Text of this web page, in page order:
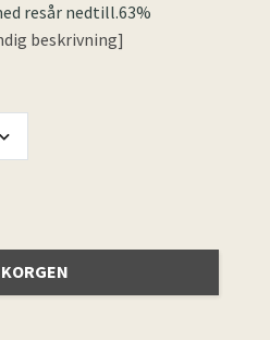
resår nedtill.63%
beskrivning]